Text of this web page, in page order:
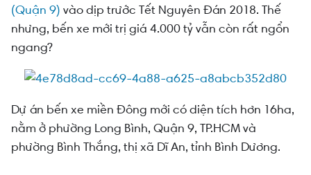
(Quận 9) vào dịp trước Tết Nguyên Đán 2018. Thế
nhưng, bến xe mới trị giá 4.000 tỷ vẫn còn rất ngổn
ngang?
Dự án bến xe miền Đông mới có diện tích hơn 16ha,
nằm ở phường Long Bình, Quận 9, TP.HCM và
phường Bình Thắng, thị xã Dĩ An, tỉnh Bình Dương.